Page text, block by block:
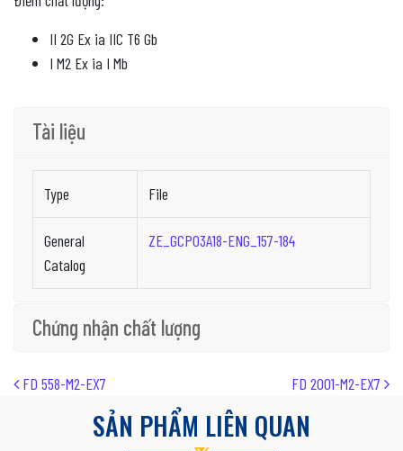
II 2G Ex ia IIC T6 Gb
I M2 Ex ia I Mb
Tài liệu
Type File
General
Catalog
ZE_GCP03A18-ENG_157-184
Chứng nhận chất lượng
Post navigation
FD 558-M2-EX7 FD 2001-M2-EX7
SẢN PHẨM LIÊN QUAN